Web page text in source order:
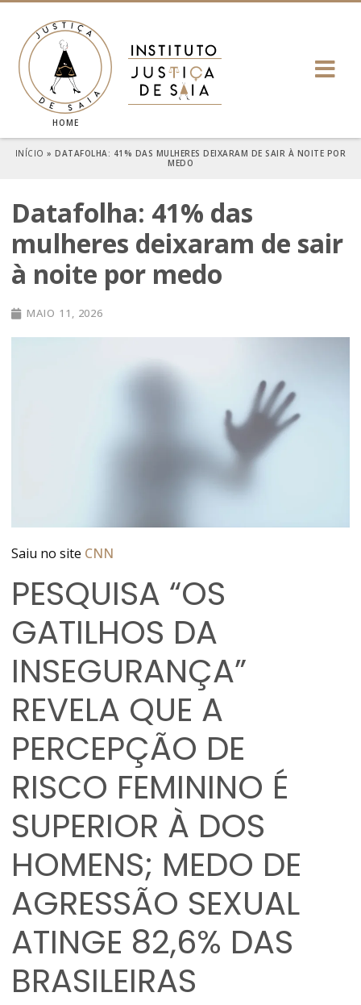
HOME
INÍCIO »DATAFOLHA: 41% DAS MULHERES DEIXARAM DE SAIR À NOITE POR
MEDO
Datafolha: 41% das
mulheres deixaram de sair
à noite por medo
MAIO 11, 2026
Saiu no site CNN
PESQUISA “OS
GATILHOS DA
INSEGURANÇA”
REVELA QUE A
PERCEPÇÃO DE
RISCO FEMININO É
SUPERIOR À DOS
HOMENS; MEDO DE
AGRESSÃO SEXUAL
ATINGE 82,6% DAS
BRASILEIRAS